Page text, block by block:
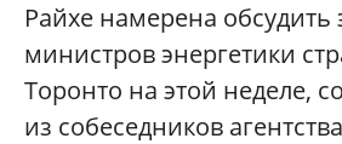
Райхе намерена обсудить
министров энергетики
Торонто на этой неделе,
из собеседников